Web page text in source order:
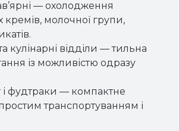
— охолодження
молочної групи,
кулінарні відділи — тильна
із можливістю одразу
фудтраки — компактне
транспортуванням і